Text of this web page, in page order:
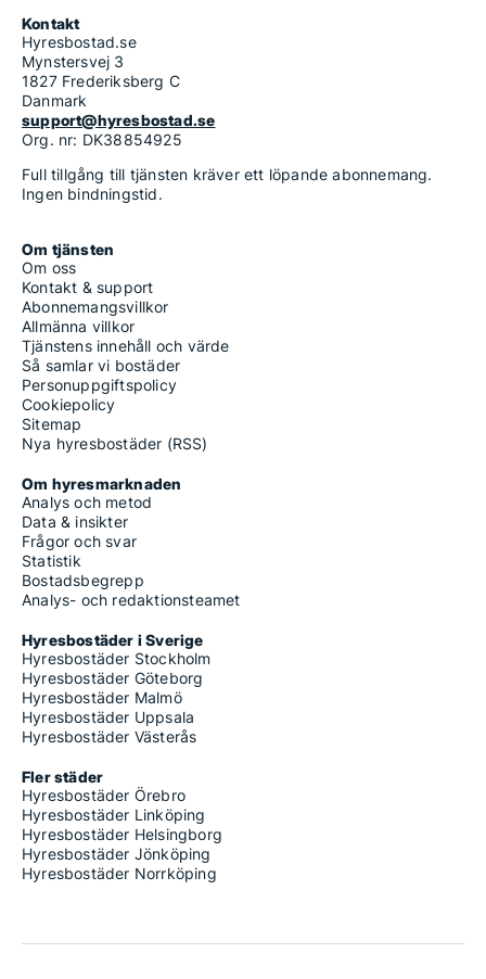
Kontakt
Hyresbostad.se
Mynstersvej 3
1827 Frederiksberg C
Danmark
support@hyresbostad.se
Org. nr: DK38854925
Full tillgång till tjänsten kräver ett löpande abonnemang.
Ingen bindningstid.
Om tjänsten
Om oss
Kontakt & support
Abonnemangsvillkor
Allmänna villkor
Tjänstens innehåll och värde
Så samlar vi bostäder
Personuppgiftspolicy
Cookiepolicy
Sitemap
Nya hyresbostäder (RSS)
Om hyresmarknaden
Analys och metod
Data & insikter
Frågor och svar
Statistik
Bostadsbegrepp
Analys- och redaktionsteamet
Hyresbostäder i Sverige
Hyresbostäder Stockholm
Hyresbostäder Göteborg
Hyresbostäder Malmö
Hyresbostäder Uppsala
Hyresbostäder Västerås
Fler städer
Hyresbostäder Örebro
Hyresbostäder Linköping
Hyresbostäder Helsingborg
Hyresbostäder Jönköping
Hyresbostäder Norrköping